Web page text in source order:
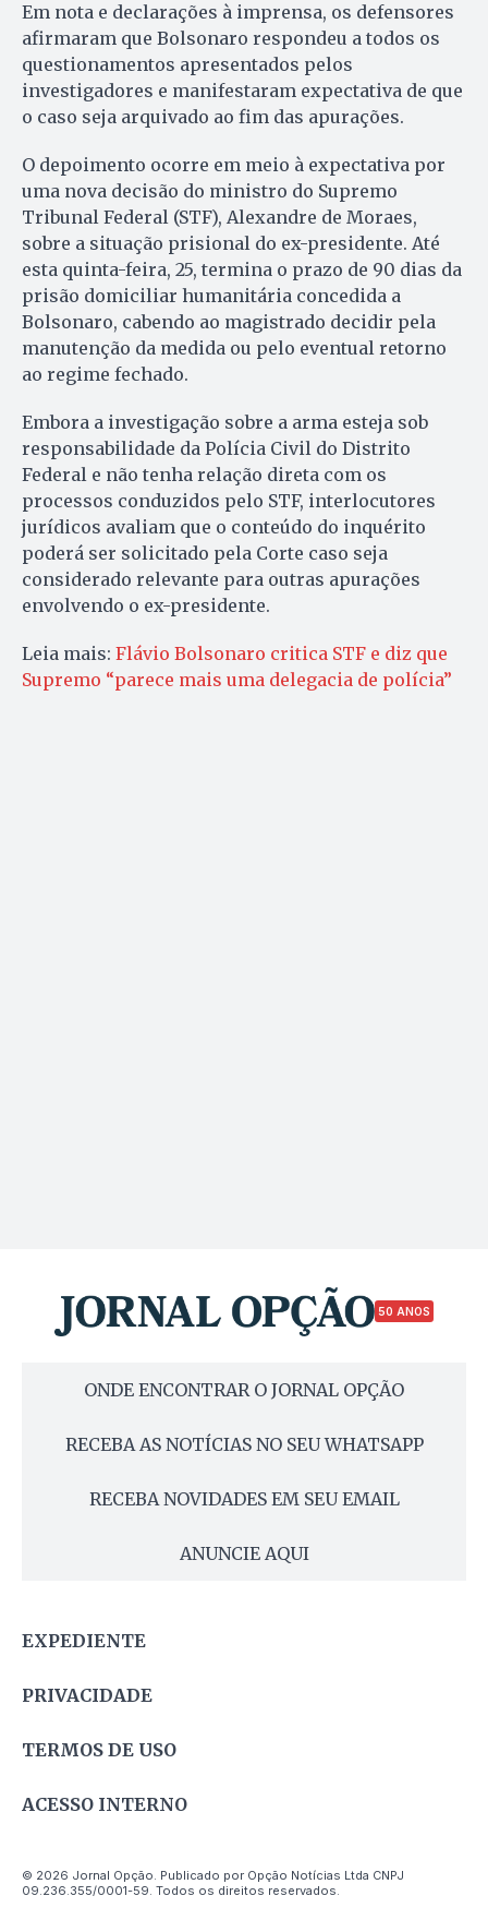
Em nota e declarações à imprensa, os defensores
afirmaram que Bolsonaro respondeu a todos os
questionamentos apresentados pelos
investigadores e manifestaram expectativa de que
o caso seja arquivado ao fim das apurações.
O depoimento ocorre em meio à expectativa por
uma nova decisão do ministro do Supremo
Tribunal Federal (STF), Alexandre de Moraes,
sobre a situação prisional do ex-presidente. Até
esta quinta-feira, 25, termina o prazo de 90 dias da
prisão domiciliar humanitária concedida a
Bolsonaro, cabendo ao magistrado decidir pela
manutenção da medida ou pelo eventual retorno
ao regime fechado.
Embora a investigação sobre a arma esteja sob
responsabilidade da Polícia Civil do Distrito
Federal e não tenha relação direta com os
processos conduzidos pelo STF, interlocutores
jurídicos avaliam que o conteúdo do inquérito
poderá ser solicitado pela Corte caso seja
considerado relevante para outras apurações
envolvendo o ex-presidente.
Leia mais: Flávio Bolsonaro critica STF e diz que
Supremo “parece mais uma delegacia de polícia”
50 ANOS
ONDE ENCONTRAR O JORNAL OPÇÃO
RECEBA AS NOTÍCIAS NO SEU WHATSAPP
RECEBA NOVIDADES EM SEU EMAIL
ANUNCIE AQUI
EXPEDIENTE
PRIVACIDADE
TERMOS DE USO
ACESSO INTERNO
© 2026 Jornal Opção. Publicado por Opção Notícias Ltda CNPJ
09.236.355/0001-59. Todos os direitos reservados.